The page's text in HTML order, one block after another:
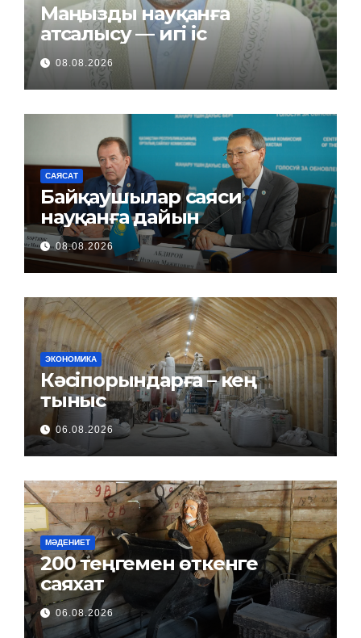
Маңызды науқанға
атсалысу — игі іс
08.08.2026
САЯСАТ
Байқаушылар саяси
науқанға дайын
08.08.2026
ЭКОНОМИКА
Кәсіпорындарға – кең
тыныс
06.08.2026
МӘДЕНИЕТ
200 теңгемен өткенге
саяхат
06.08.2026